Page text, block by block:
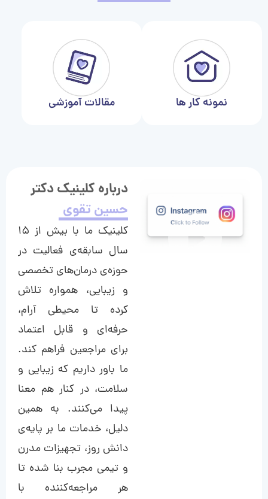
نمونه کار ها مقالات آموزشی
درباره کلینیک دکتر
حسین تقوی
کلینیک ما با بیش از ۱۵
سال سابقه‌ی فعالیت در
حوزه‌ی درمان‌های تخصصی
و زیبایی، همواره تلاش
کرده تا محیطی آرام،
حرفه‌ای و قابل اعتماد
برای مراجعین فراهم کند.
ما باور داریم که زیبایی و
سلامت، در کنار هم معنا
پیدا می‌کنند. به همین
دلیل، خدمات ما بر پایه‌ی
دانش روز، تجهیزات مدرن
و تیمی مجرب بنا شده تا
هر مراجعه‌کننده با